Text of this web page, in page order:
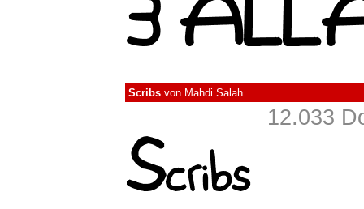
Scribs von Mahdi Salah
12.033